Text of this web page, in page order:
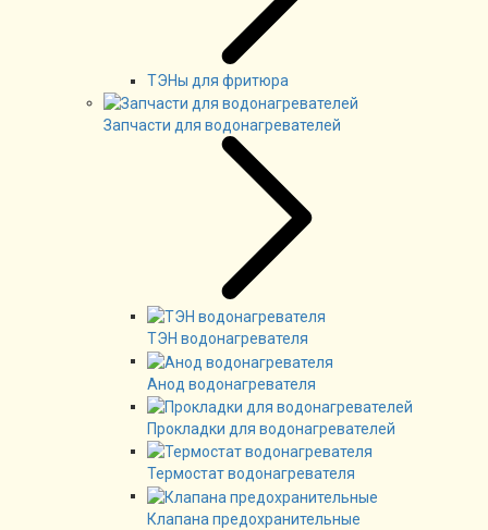
ТЭНы для фритюра
Запчасти для водонагревателей
ТЭН водонагревателя
Анод водонагревателя
Прокладки для водонагревателей
Термостат водонагревателя
Клапана предохранительные